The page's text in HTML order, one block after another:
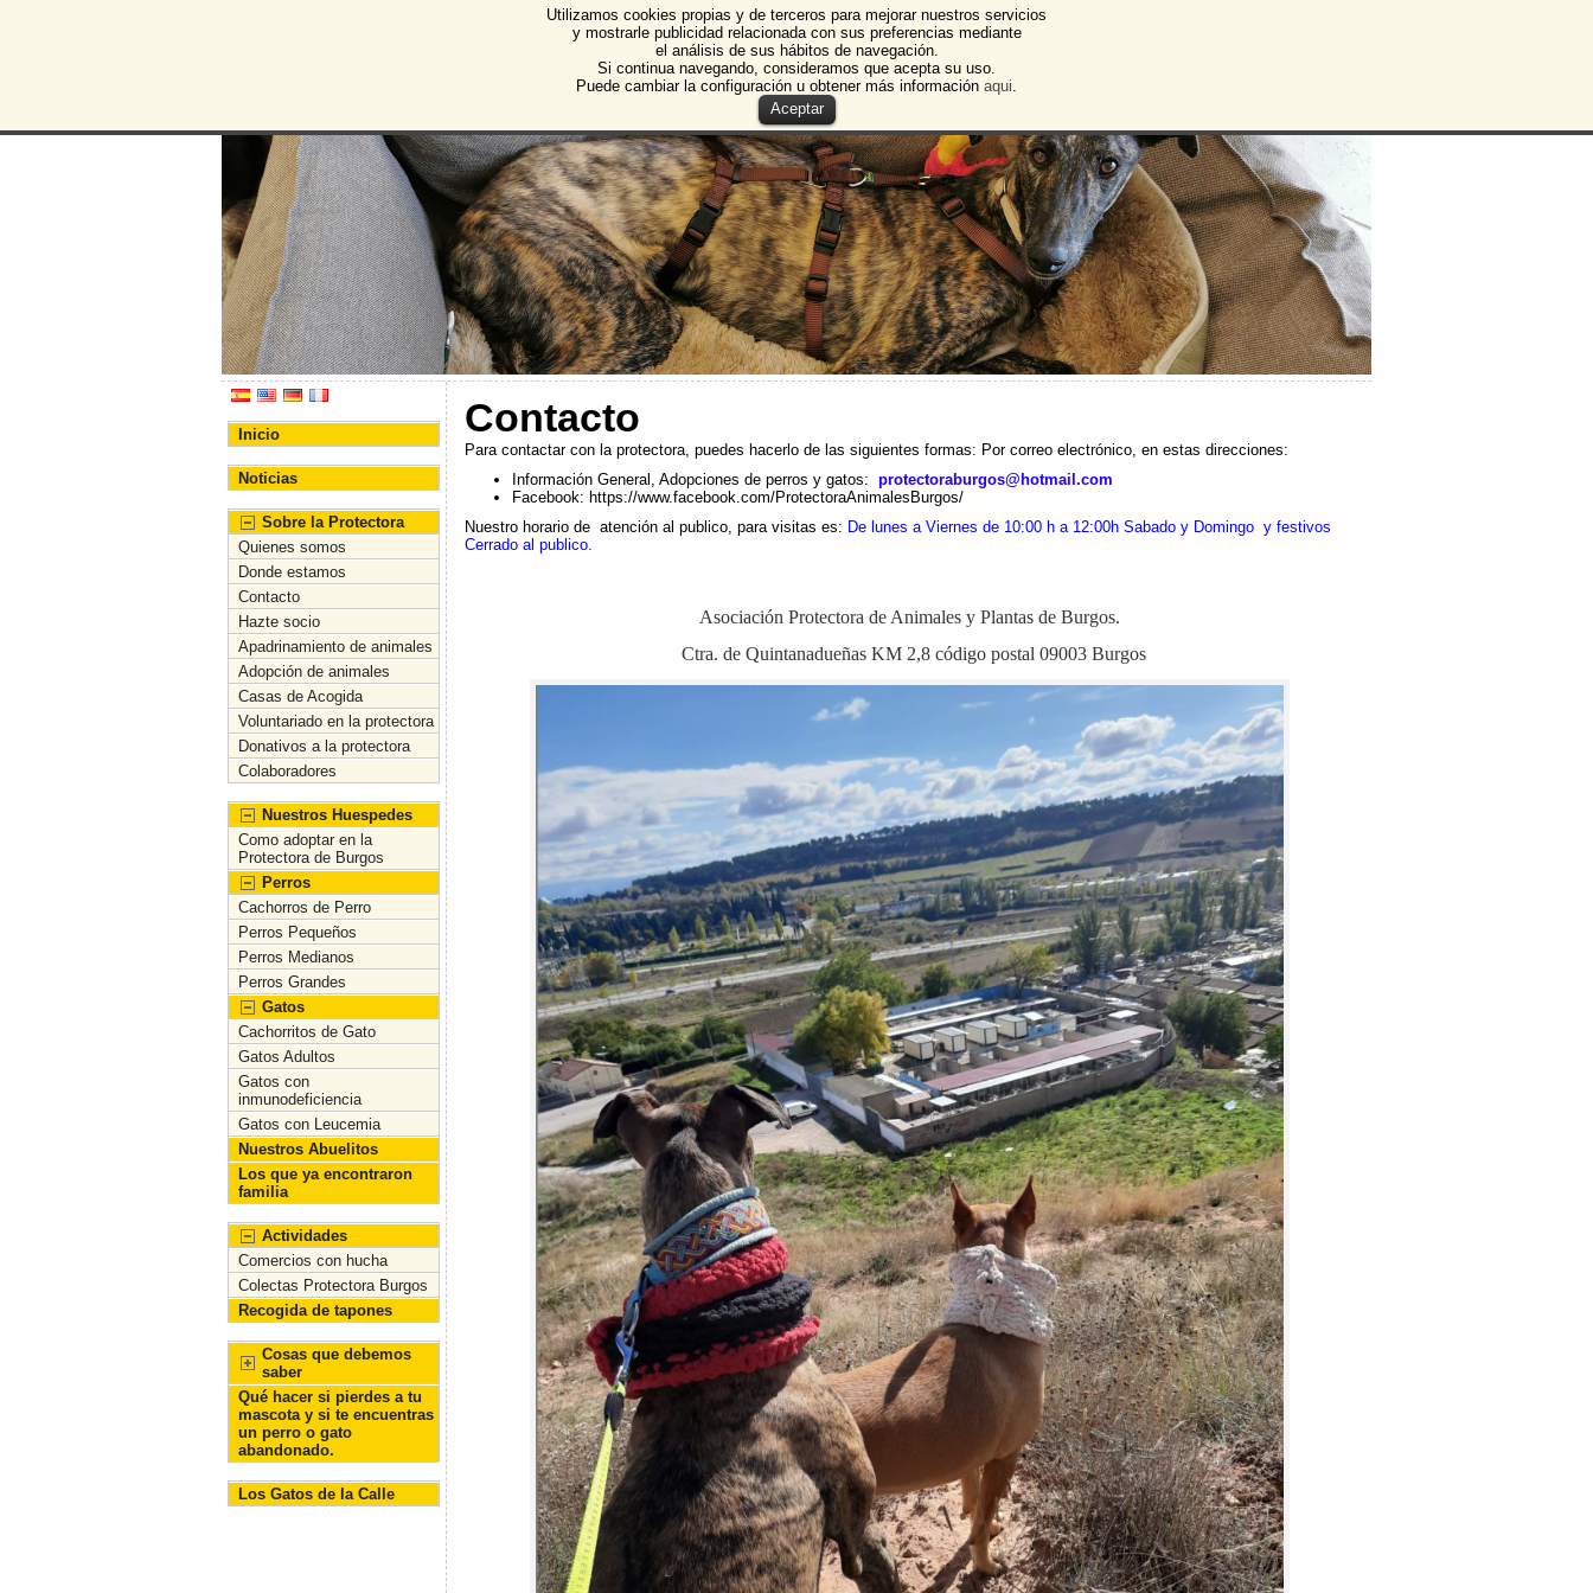
Protectora de Animales de Burgos
Asociación Protectora de Animales y Plantas de Burgos
Inicio
Noticias
Sobre la Protectora
Quienes somos
Donde estamos
Contacto
Hazte socio
Apadrinamiento de animales
Adopción de animales
Casas de Acogida
Voluntariado en la protectora
Donativos a la protectora
Colaboradores
Nuestros Huespedes
Como adoptar en la
Protectora de Burgos
Perros
Cachorros de Perro
Perros Pequeños
Perros Medianos
Perros Grandes
Gatos
Cachorritos de Gato
Gatos Adultos
Gatos con
inmunodeficiencia
Gatos con Leucemia
Nuestros Abuelitos
Los que ya encontraron
familia
Actividades
Comercios con hucha
Colectas Protectora Burgos
Recogida de tapones
Cosas que debemos
saber
Qué hacer si pierdes a tu
mascota y si te encuentras
un perro o gato
abandonado.
Los Gatos de la Calle
Contacto
Para contactar con la protectora, puedes hacerlo de las siguientes formas: Por correo electrónico, en estas direcciones:
Información General, Adopciones de perros y gatos: protectoraburgos@hotmail.com
Facebook: https://www.facebook.com/ProtectoraAnimalesBurgos/
Nuestro horario de atención al publico, para visitas es: De lunes a Viernes de 10:00 h a 12:00h Sabado y Domingo y festivos
Cerrado al publico.
Asociación Protectora de Animales y Plantas de Burgos.
Ctra. de Quintanadueñas KM 2,8 código postal 09003 Burgos
Utilizamos cookies propias y de terceros para mejorar nuestros servicios
y mostrarle publicidad relacionada con sus preferencias mediante
el análisis de sus hábitos de navegación.
Si continua navegando, consideramos que acepta su uso.
Puede cambiar la configuración u obtener más información aqui.
Aceptar